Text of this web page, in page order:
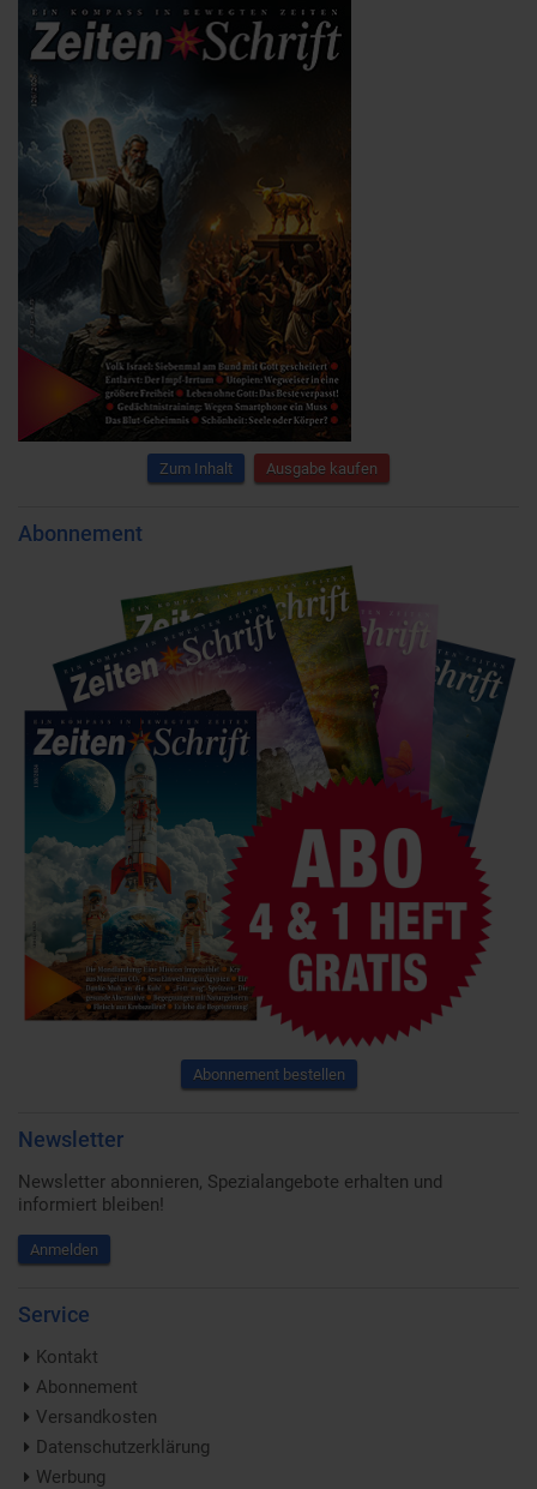
Zum Inhalt Ausgabe kaufen
Abonnement
Abonnement bestellen
Newsletter
Newsletter abonnieren, Spezialangebote erhalten und
informiert bleiben!
Anmelden
Service
Kontakt
Abonnement
Versandkosten
Datenschutzerklärung
Werbung